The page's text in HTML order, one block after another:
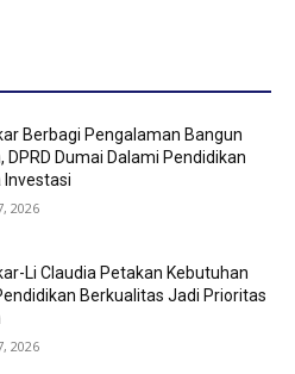
Berbagi Pengalaman Bangun
DPRD Dumai Dalami Pendidikan
Investasi
2026
Li Claudia Petakan Kebutuhan
Berkualitas Jadi Prioritas
2026